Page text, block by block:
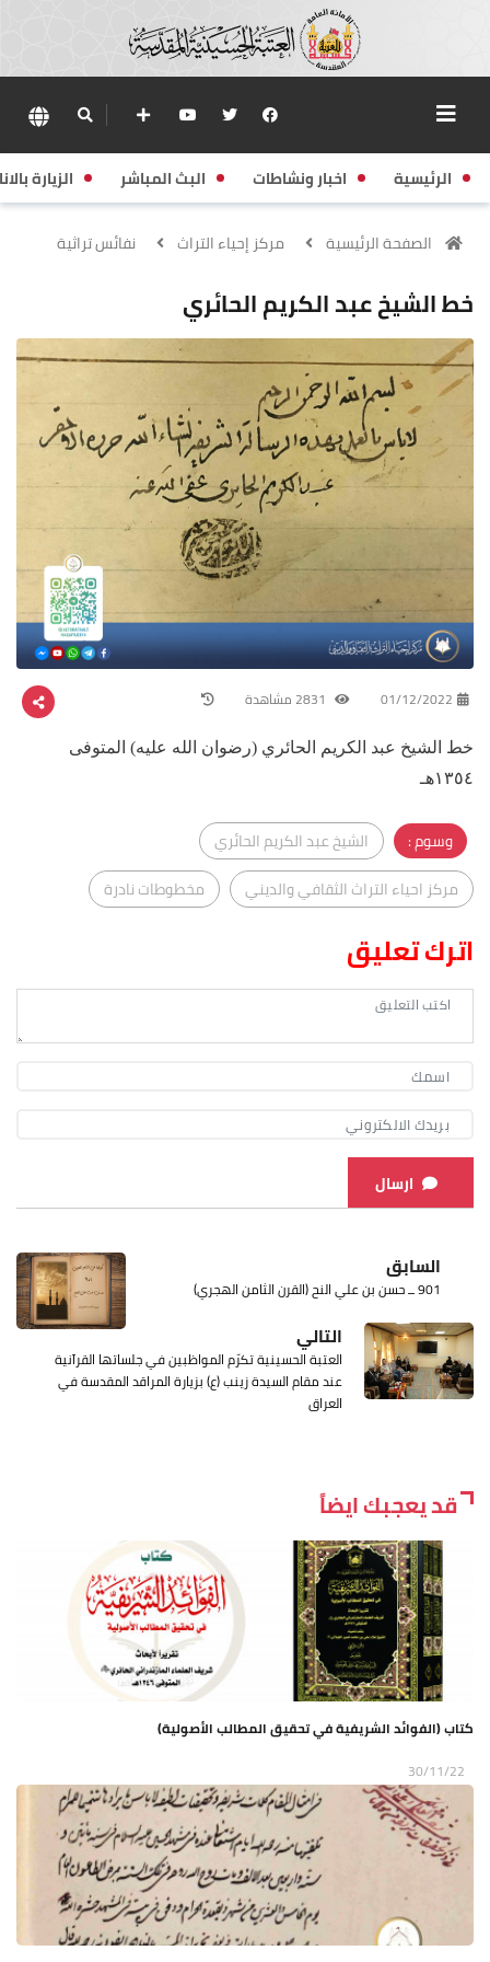
الرئيسية اخبار ونشاطات البث المباشر الزيارة
الصفحة الرئيسية مركز إحياء التراث نفائس تراثية
خط الشيخ عبد الكريم الحائري
01/12/2022
خط الشيخ عبد الكريم الحائري (رضوان الله عليه) المتوفى
١٣٥٤هـ
وسوم :
الشيخ عبد الكريم الحائري
مركز احياء التراث الثقافي والديني
مخطوطات نادرة
اترك تعليق
ارسال
السابق
901 ــ حسن بن علي النح (القرن الثامن الهجري)
التالي
العتبة الحسينية تكرّم المواظبين في جلساتها القرآنية
عند مقام السيدة زينب (ع) بزيارة المراقد المقدسة في
العراق
قد يعجبك ايضاً
كتاب (الفوائد الشريفية في تحقيق المطالب الأصولية)
30/11/22